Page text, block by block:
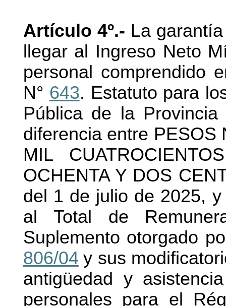
Artículo 4º.- La
llegar al Ingreso Neto
personal comprendido
N° 643. Estatuto para
Pública de la
diferencia entre PESOS
MIL
OCHENTA Y DOS
del 1 de julio de 2025,
al Total de
Suplemento otorgado
806/04 y sus
antigüedad y
personales para el